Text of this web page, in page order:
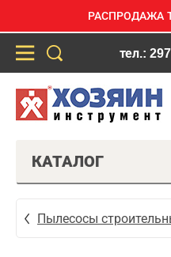
РАСПРОДАЖА
тел.:
КАТАЛОГ
Пылесосы